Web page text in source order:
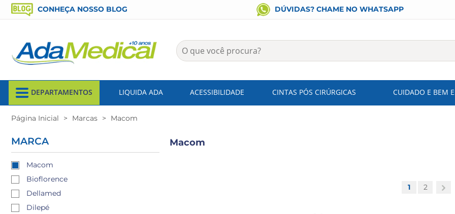
CONHEÇA NOSSO BLOG DÚVIDAS? CHAME NO WHATSAPP
DEPARTAMENTOS LIQUIDA ADA ACESSIBILIDADE CINTAS PÓS CIRÚRGICAS CUIDADO E BEM
Página Inicial Marcas Macom
MARCA
Macom
Bioflorence
Dellamed
Dilepé
Macom
1 2